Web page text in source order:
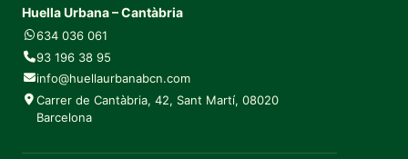
Huella Urbana – Cantàbria
634 036 061
93 196 38 95
info@huellaurbanabcn.com
Carrer de Cantàbria, 42, Sant Martí, 08020
Barcelona